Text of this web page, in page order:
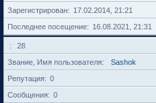
Зарегистрирован
17.02.2014, 21:21
Последнее посещение
16.08.2021, 21:31
28
Звание, Имя пользователя
Sashok
Репутация
0
Сообщения
0